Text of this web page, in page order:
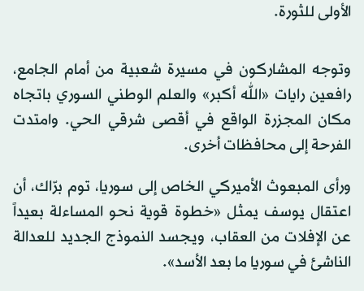
الأولى للثورة.
وتوجه المشاركون في مسيرة شعبية من أمام الجامع،
رافعين رايات «الله أكبر» والعلم الوطني السوري باتجاه
مكان المجزرة الواقع في أقصى شرقي الحي. وامتدت
الفرحة إلى محافظات أخرى.
ورأى المبعوث الأميركي الخاص إلى سوريا، توم برّاك، أن
اعتقال يوسف يمثل «خطوة قوية نحو المساءلة بعيداً
عن الإفلات من العقاب، ويجسد النموذج الجديد للعدالة
الناشئ في سوريا ما بعد الأسد».